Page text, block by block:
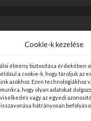
Cookie-k kezelése
élmény biztosítása érdekében
a cookie-k, hogy tároljuk az
azokhoz. Ezen technológiákhoz
hogy olyan adatokat
vagy az egyedi
hátrányosan
előzetes
esnek át, és az
tükrözik. Ha
kapcsolatban,